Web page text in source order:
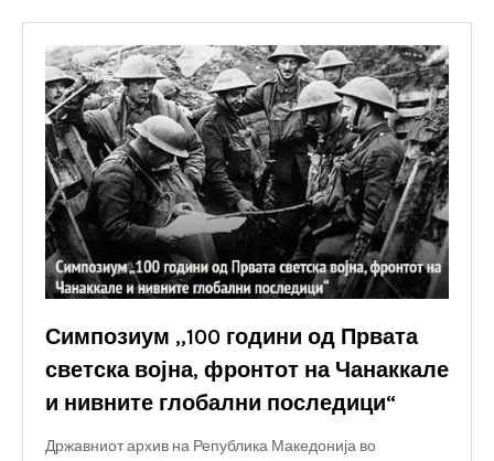
Симпозиум „100 години од Првата
светска војна, фронтот на Чанаккале
и нивните глобални последици“
Државниот архив на Република Македонија во